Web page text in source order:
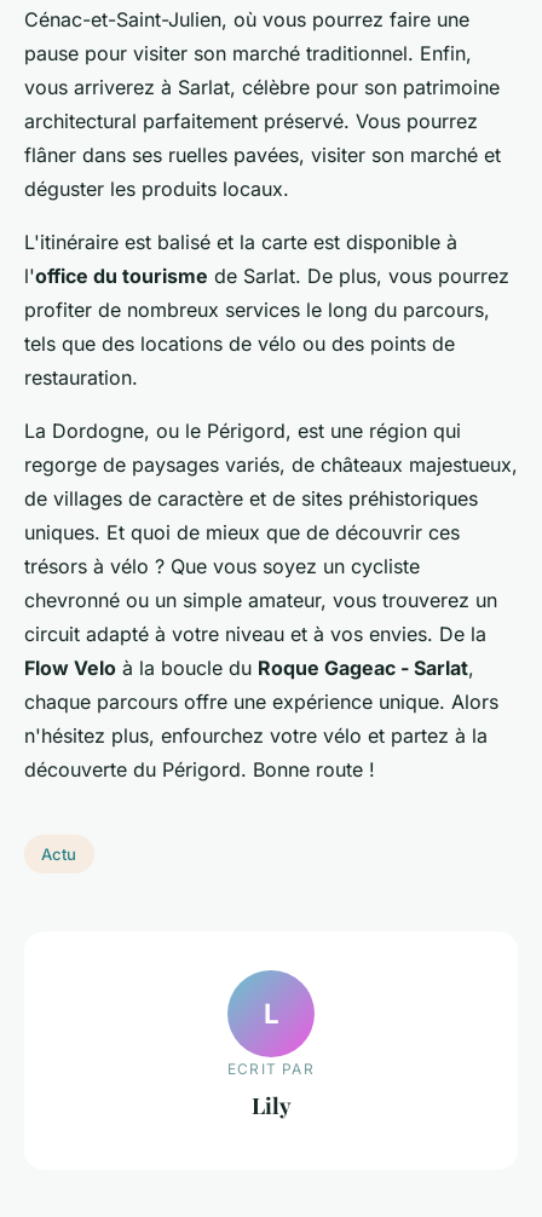
Cénac-et-Saint-Julien, où vous pourrez faire une
pause pour visiter son marché traditionnel. Enfin,
vous arriverez à Sarlat, célèbre pour son patrimoine
architectural parfaitement préservé. Vous pourrez
flâner dans ses ruelles pavées, visiter son marché et
déguster les produits locaux.
L'itinéraire est balisé et la carte est disponible à
l'office du tourisme de Sarlat. De plus, vous pourrez
profiter de nombreux services le long du parcours,
tels que des locations de vélo ou des points de
restauration.
La Dordogne, ou le Périgord, est une région qui
regorge de paysages variés, de châteaux majestueux,
de villages de caractère et de sites préhistoriques
uniques. Et quoi de mieux que de découvrir ces
trésors à vélo ? Que vous soyez un cycliste
chevronné ou un simple amateur, vous trouverez un
circuit adapté à votre niveau et à vos envies. De la
Flow Velo à la boucle du Roque Gageac - Sarlat,
chaque parcours offre une expérience unique. Alors
n'hésitez plus, enfourchez votre vélo et partez à la
découverte du Périgord. Bonne route !
Actu
L
ECRIT PAR
Lily